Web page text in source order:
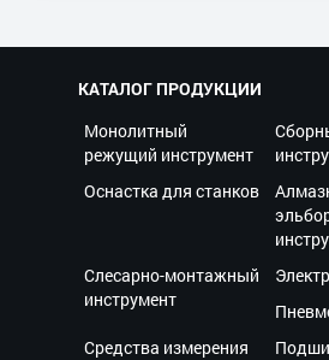
КАТАЛОГ ПРОДУКЦИИ
Монолитный
режущий инструмент
Оснастка для станков
Слесарно-монтажный
инструмент
Средства измерения